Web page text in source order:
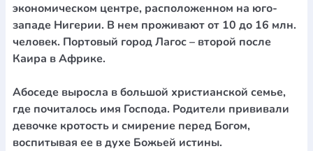
подарунковіПлакати Пластмасові вироби Хустки
Подарункові карткиРозвиваючі ігриРепринти Свічки
Фотокартини Чохли на Библії
Головні убори
Календарі
Канцелярскі товари
Комп`ютерні ігри
ЛистівкиСувенирна продукція
Книга в комплекті
За додатковою інформацією дзвоніть за номером:+38
(097) 880-6379
Ми у Facebook
экономическом центре, расположенном на юго-
западе Нигерии. В нем проживают от 10 до 16 млн.
человек. Портовый город Лагос – второй после
Каира в Африке.
Абоседе выросла в большой христианской семье,
где почиталось имя Господа. Родители прививали
девочке кротость и смирение перед Богом,
воспитывая ее в духе Божьей истины.